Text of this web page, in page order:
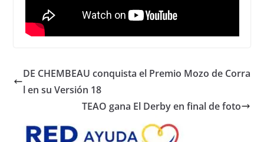
DE CHEMBEAU conquista el Premio Mozo de Corra
l en su Versión 18
TEAO gana El Derby en final de foto